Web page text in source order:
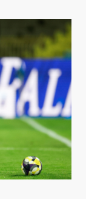
https://bpfl.bg/news/levski-vze-cenni-tri-tocki-v-domakinstvoto-na-cska-1948-video